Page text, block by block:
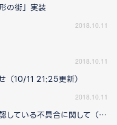
の街」実装
2018.10.11
2018.10.11
（10/11 21:25更新）
2018.10.11
7月26日（木）現在確認している不具合に関して（8/23 14:40更新）